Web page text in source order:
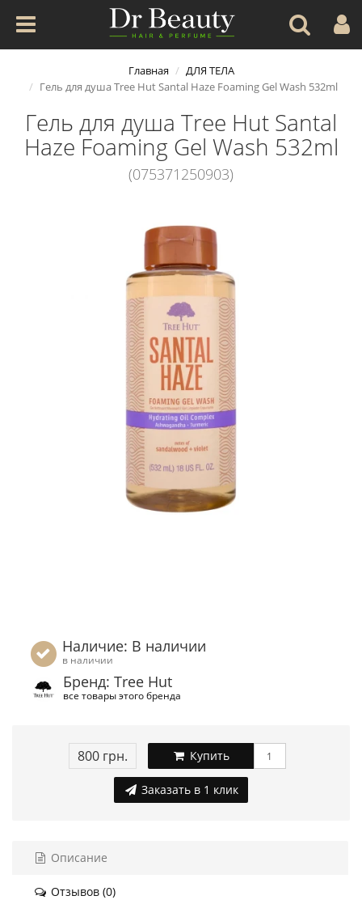
Главная
ДЛЯ ТЕЛА
Гель для душа Tree Hut Santal Haze Foaming Gel Wash 532ml
Гель для душа Tree Hut Santal
Haze Foaming Gel Wash 532ml
(075371250903)
Наличие: В наличии
в наличии
Бренд: Tree Hut
все товары этого бренда
800 грн. Купить
Заказать в 1 клик
Описание
Отзывов (0)